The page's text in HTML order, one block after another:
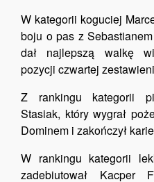
W kategorii koguciej
boju o pas z
dał najlepszą walkę
pozycji czwartej
Z rankingu kategorii
Stasiak, który wygrał
Dominem i zakończył
W rankingu kategorii
zadebiutował Kacper